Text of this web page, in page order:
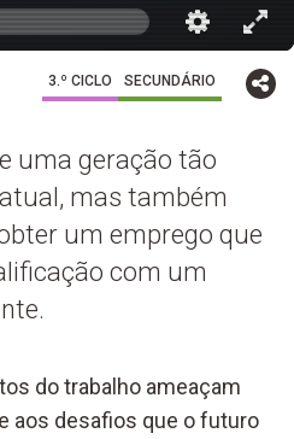
3.º CICLO SECUNDÁRIO
uma geração tão
mas também
um emprego que
com um
do trabalho ameaçam
aos desafios que o futuro